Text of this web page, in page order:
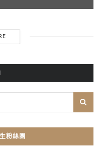
粉絲團